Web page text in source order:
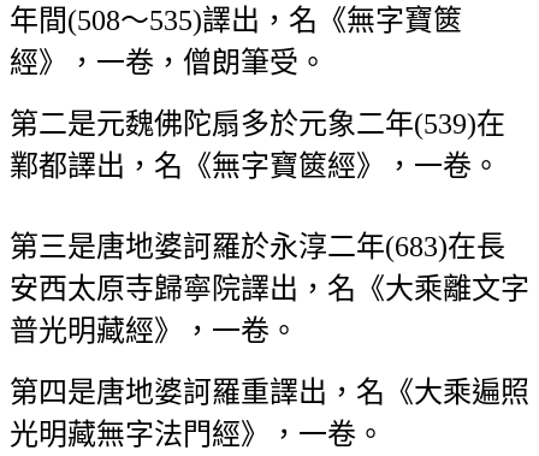
年間(508～535)譯出，名《無字寶篋
經》，一卷，僧朗筆受。
第二是元魏佛陀扇多於元象二年(539)在
鄴都譯出，名《無字寶篋經》，一卷。
第三是唐地婆訶羅於永淳二年(683)在長
安西太原寺歸寧院譯出，名《大乘離文字
普光明藏經》，一卷。
第四是唐地婆訶羅重譯出，名《大乘遍照
光明藏無字法門經》，一卷。